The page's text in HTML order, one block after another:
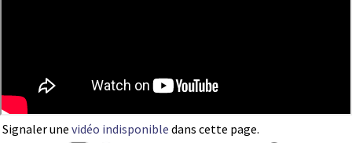
Signaler une vidéo indisponible dans cette page.